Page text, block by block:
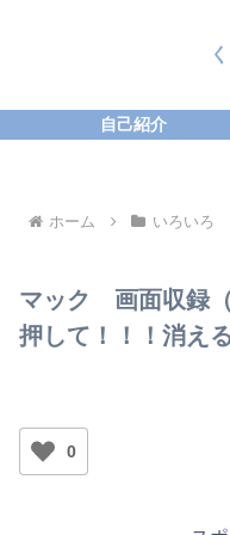
自己紹介
ホーム いろいろ
マック 画面収録
押して！！！消え
0